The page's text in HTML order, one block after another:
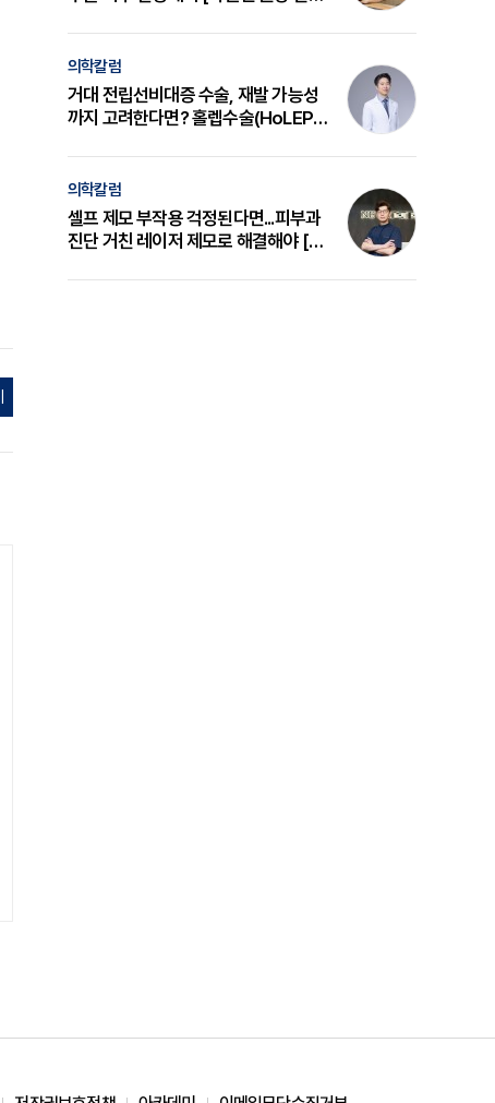
의학칼럼
거대 전립선비대증 수술, 재발 가능성
까지 고려한다면? 홀렙수술(HoLEP)
의학칼럼
셀프 제모 부작용 걱정된다면...피부과
진단 거친 레이저 제모로 해결해야 [변